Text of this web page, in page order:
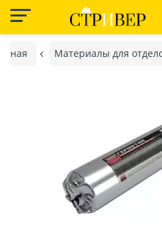
Материалы для